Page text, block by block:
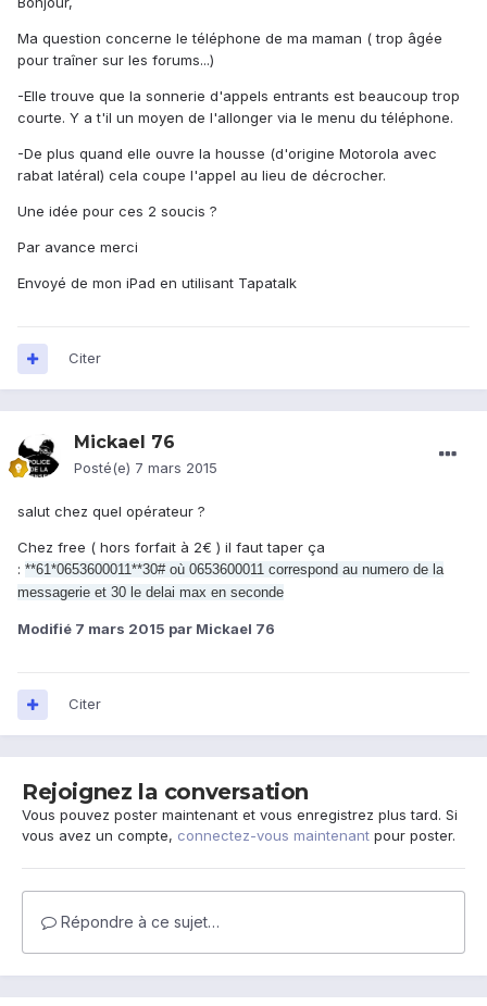
Ma question concerne le téléphone de ma maman ( trop âgée
pour traîner sur les forums...)
-Elle trouve que la sonnerie d'appels entrants est beaucoup trop
courte. Y a t'il un moyen de l'allonger via le menu du téléphone.
-De plus quand elle ouvre la housse (d'origine Motorola avec
rabat latéral) cela coupe l'appel au lieu de décrocher.
Une idée pour ces 2 soucis ?
Par avance merci
Envoyé de mon iPad en utilisant Tapatalk
Citer
Mickael 76
Posté(e) 7 mars 2015
salut chez quel opérateur ?
Chez free ( hors forfait à 2€ ) il faut taper ça
: **61*0653600011**30# où 0653600011 correspond au numero de la
messagerie et 30 le delai max en seconde
Modifié 7 mars 2015 par Mickael 76
Citer
Rejoignez la conversation
Vous pouvez poster maintenant et vous enregistrez plus tard. Si
vous avez un compte, connectez-vous maintenant pour poster.
Répondre à ce sujet…